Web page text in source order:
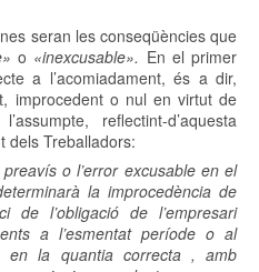
seran les conseqüències que
o «inexcusable». En el primer
a l’acomiadament, és a dir,
improcedent o nul en virtut de
reflectint-d’aquesta
dels Treballadors:
o l’error excusable en el
la improcedència de
de l’obligació de l’empresari
a l’esmentat període o al
en la quantia correcta , amb